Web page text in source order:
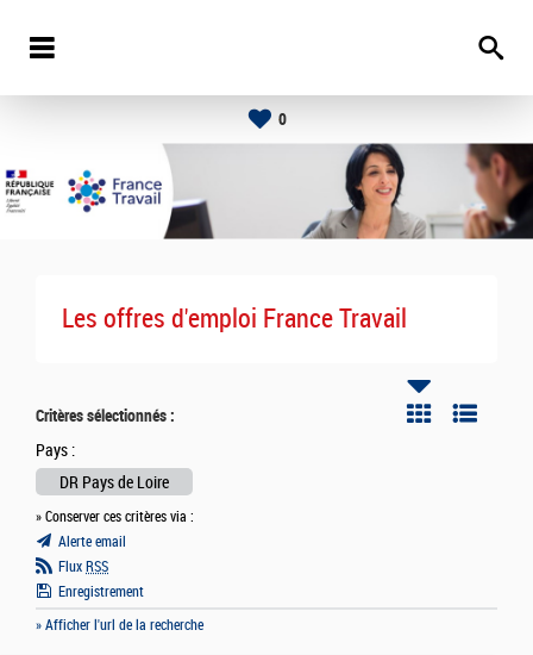
0
Les offres d'emploi France Travail
Critères sélectionnés :
Pays :
DR Pays de Loire
» Conserver ces critères via :
Alerte email
Flux RSS
Enregistrement
» Afficher l'url de la recherche